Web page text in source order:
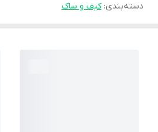
دسته‌بندی:کیف و ساک